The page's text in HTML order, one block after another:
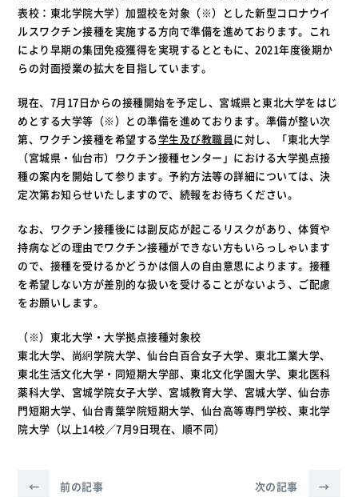
表校：東北学院大学）加盟校を対象（※）とした新型コロナウイ
ルスワクチン接種を実施する方向で準備を進めております。これ
により早期の集団免疫獲得を実現するとともに、2021年度後期か
らの対面授業の拡大を目指しています。
現在、7月17日からの接種開始を予定し、宮城県と東北大学をはじ
めとする大学等（※）との準備を進めております。準備が整い次
第、ワクチン接種を希望する学生及び教職員に対し、「東北大学
（宮城県・仙台市）ワクチン接種センター」における大学拠点接
種の案内を開始して参ります。予約方法等の詳細については、決
定次第お知らせいたしますので、続報をお待ちください。
なお、ワクチン接種後には副反応が起こるリスクがあり、体質や
持病などの理由でワクチン接種ができない方もいらっしゃいます
ので、接種を受けるかどうかは個人の自由意思によります。接種
を希望しない方が差別的な扱いを受けることがないよう、ご配慮
をお願いします。
（※）東北大学・大学拠点接種対象校
東北大学、尚絅学院大学、仙台白百合女子大学、東北工業大学、
東北生活文化大学・同短期大学部、東北文化学園大学、東北医科
薬科大学、宮城学院女子大学、宮城教育大学、宮城大学、仙台赤
門短期大学、仙台青葉学院短期大学、仙台高等専門学校、東北学
院大学（以上14校／7月9日現在、順不同）
← 前の記事 次の記事 →